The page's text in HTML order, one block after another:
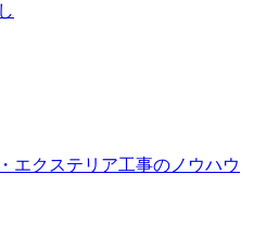
エクステリア工事のノウハウ